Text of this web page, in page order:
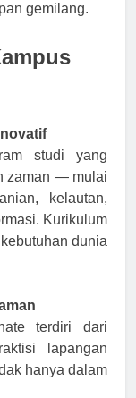
gemilang.
studi yang
zaman — mulai
kelautan,
Kurikulum
dunia
terdiri dari
lapangan
hanya dalam